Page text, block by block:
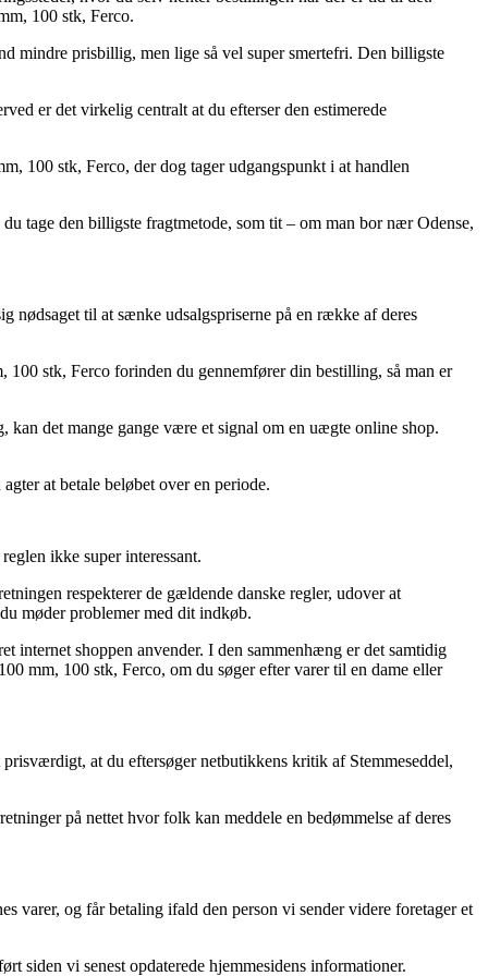
100 stk, Ferco.
mindre prisbillig, men lige så vel super smertefri. Den billigste
er det virkelig centralt at du efterser den estimerede
100 stk, Ferco, der dog tager udgangspunkt i at handlen
tage den billigste fragtmetode, som tit – om man bor nær Odense,
nødsaget til at sænke udsalgspriserne på en række af deres
stk, Ferco forinden du gennemfører din bestilling, så man er
det mange gange være et signal om en uægte online shop.
at betale beløbet over en periode.
ikke super interessant.
respekterer de gældende danske regler, udover at
møder problemer med dit indkøb.
internet shoppen anvender. I den sammenhæng er det samtidig
mm, 100 stk, Ferco, om du søger efter varer til en dame eller
at du eftersøger netbutikkens kritik af Stemmeseddel,
på nettet hvor folk kan meddele en bedømmelse af deres
varer, og får betaling ifald den person vi sender videre foretager et
siden vi senest opdaterede hjemmesidens informationer.